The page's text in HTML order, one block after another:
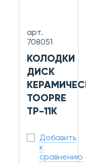
арт.
708051
КОЛОДКИ
ДИСК
TOOPRE
TP-11K
Добавить
к
сравнению